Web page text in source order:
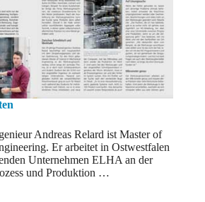
Andreas Relard ist Master of
Er arbeitet in Ostwestfalen
Unternehmen ELHA an der
und Produktion …